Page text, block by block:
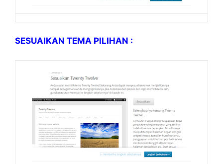
SESUAIKAN TEMA PILIHAN :